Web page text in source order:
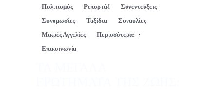
Πολιτισμός
Ρεπορτάζ
Συνεντεύξεις
Συνομωσίες
Ταξίδια
Συναυλίες
Μικρές Αγγελίες
Περισσότερα:
Επικοινωνία